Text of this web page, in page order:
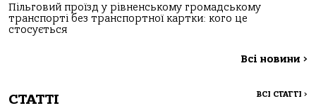
Пільговий проїзд у рівненському громадському
транспорті без транспортної картки: кого це
стосується
Всі новини >
СТАТТІ ВСІ СТАТТІ >